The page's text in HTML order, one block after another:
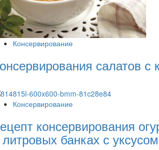
Консервирование
салатов с
Консервирование
консервирования
банках с уксусом